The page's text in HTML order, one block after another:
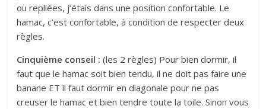
ou repliées, j’étais dans une position confortable. Le
hamac, c’est confortable, à condition de respecter deux
règles.
Cinquième conseil : (les 2 règles) Pour bien dormir, il
faut que le hamac soit bien tendu, il ne doit pas faire une
banane ET il faut dormir en diagonale pour ne pas
creuser le hamac et bien tendre toute la toile. Sinon vous